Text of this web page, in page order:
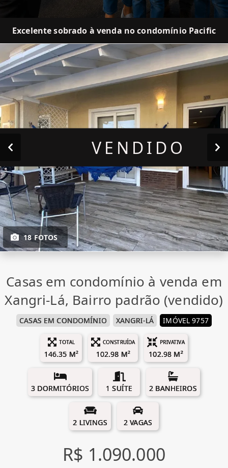
Excelente sobrado à venda no condomínio Pacific
18 FOTOS
VENDIDO
Casas em condomínio à venda em
Xangri-Lá, Bairro padrão (vendido)
CASAS EM CONDOMÍNIO XANGRI-LÁ IMÓVEL 9757
TOTAL
146.35 M²
CONSTRUÍDA
102.98 M²
PRIVATIVA
102.98 M²
3 DORMITÓRIOS 1 SUÍTE 2 BANHEIROS
2 LIVINGS 2 VAGAS
R$ 1.090.000